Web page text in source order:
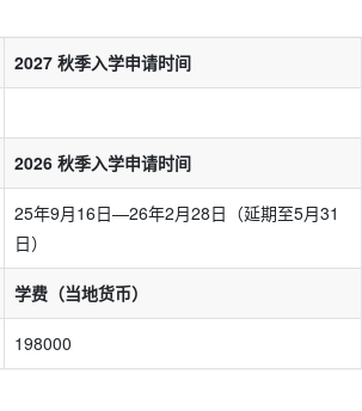
2027 秋季入学申请时间
2026 秋季入学申请时间
25年9月16日—26年2月28日（延期至5月31
日）
学费（当地货币）
198000